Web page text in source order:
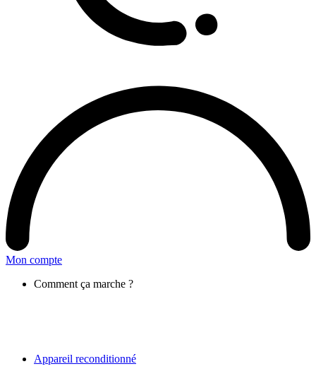
Mon compte
Comment ça marche ?
Appareil reconditionné